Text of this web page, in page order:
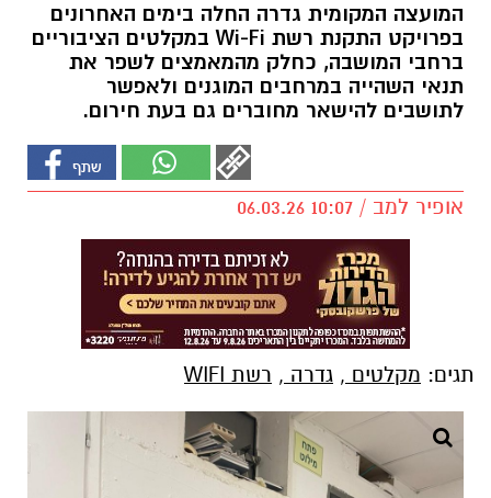
המועצה המקומית גדרה החלה בימים האחרונים
בפרויקט התקנת רשת Wi-Fi במקלטים הציבוריים
ברחבי המושבה, כחלק מהמאמצים לשפר את
תנאי השהייה במרחבים המוגנים ולאפשר
לתושבים להישאר מחוברים גם בעת חירום.
אופיר למב / 10:07 06.03.26
תגים: מקלטים , גדרה , רשת WIFI